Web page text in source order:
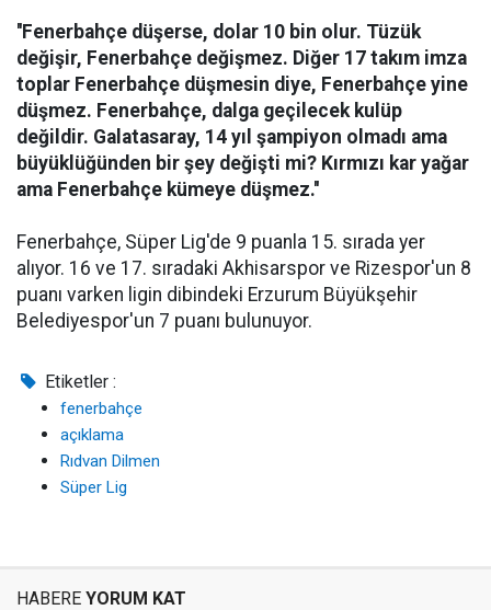
''Fenerbahçe düşerse, dolar 10 bin olur. Tüzük
değişir, Fenerbahçe değişmez. Diğer 17 takım imza
toplar Fenerbahçe düşmesin diye, Fenerbahçe yine
düşmez. Fenerbahçe, dalga geçilecek kulüp
değildir. Galatasaray, 14 yıl şampiyon olmadı ama
büyüklüğünden bir şey değişti mi? Kırmızı kar yağar
ama Fenerbahçe kümeye düşmez.''
Fenerbahçe, Süper Lig'de 9 puanla 15. sırada yer
alıyor. 16 ve 17. sıradaki Akhisarspor ve Rizespor'un 8
puanı varken ligin dibindeki Erzurum Büyükşehir
Belediyespor'un 7 puanı bulunuyor.
Etiketler :
fenerbahçe
açıklama
Rıdvan Dilmen
Süper Lig
HABERE YORUM KAT